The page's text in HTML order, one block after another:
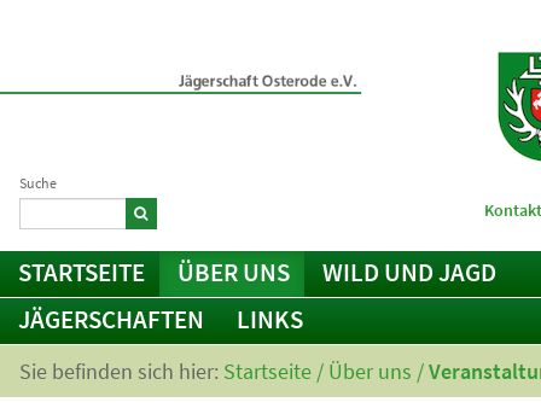
Suche
STARTSEITE ÜBER UNS
WILD UND JAGD
JÄGERSCHAFTEN
LINKS
Sie befinden sich hier: Startseite / Über uns /